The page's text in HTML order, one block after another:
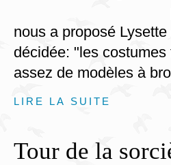
nous a proposé
décidée: "les
assez de modèles à
LIRE LA SUITE
Tour de la